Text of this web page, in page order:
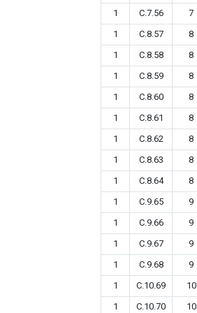
1
C.7.56 7
1
C.8.57 8
1
C.8.58 8
1
C.8.59 8
1
C.8.60 8
1
C.8.61 8
1
C.8.62 8
1
C.8.63 8
1
C.8.64 8
1
C.9.65 9
1
C.9.66 9
1
C.9.67 9
1
C.9.68 9
1
C.10.69 10
1
C.10.70 10